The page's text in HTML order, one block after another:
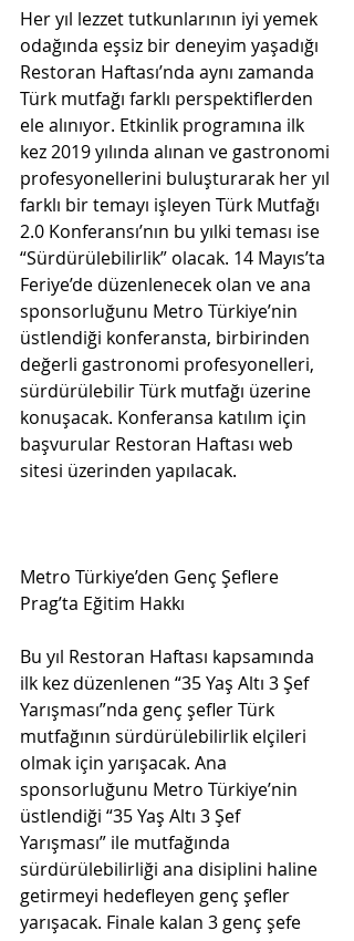
Her yıl lezzet tutkunlarının iyi yemek
odağında eşsiz bir deneyim yaşadığı
Restoran Haftası’nda aynı zamanda
Türk mutfağı farklı perspektiflerden
ele alınıyor. Etkinlik programına ilk
kez 2019 yılında alınan ve gastronomi
profesyonellerini buluşturarak her yıl
farklı bir temayı işleyen Türk Mutfağı
2.0 Konferansı’nın bu yılki teması ise
“Sürdürülebilirlik” olacak. 14 Mayıs’ta
Feriye’de düzenlenecek olan ve ana
sponsorluğunu Metro Türkiye’nin
üstlendiği konferansta, birbirinden
değerli gastronomi profesyonelleri,
sürdürülebilir Türk mutfağı üzerine
konuşacak. Konferansa katılım için
başvurular Restoran Haftası web
sitesi üzerinden yapılacak.
Metro Türkiye’den Genç Şeflere
Prag’ta Eğitim Hakkı
Bu yıl Restoran Haftası kapsamında
ilk kez düzenlenen “35 Yaş Altı 3 Şef
Yarışması”nda genç şefler Türk
mutfağının sürdürülebilirlik elçileri
olmak için yarışacak. Ana
sponsorluğunu Metro Türkiye’nin
üstlendiği “35 Yaş Altı 3 Şef
Yarışması” ile mutfağında
sürdürülebilirliği ana disiplini haline
getirmeyi hedefleyen genç şefler
yarışacak. Finale kalan 3 genç şefe